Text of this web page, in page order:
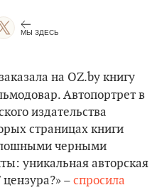
МЫ ЗДЕСЬ
на OZ.by книгу
Автопортрет в
издательства
страницах книги
черными
уникальная авторская
– спросила